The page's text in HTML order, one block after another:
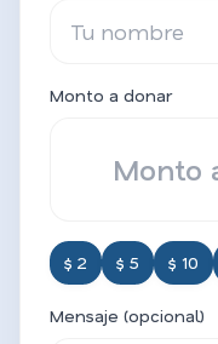
Monto a donar
$ 2 $ 5 $ 10
Mensaje (opcional)